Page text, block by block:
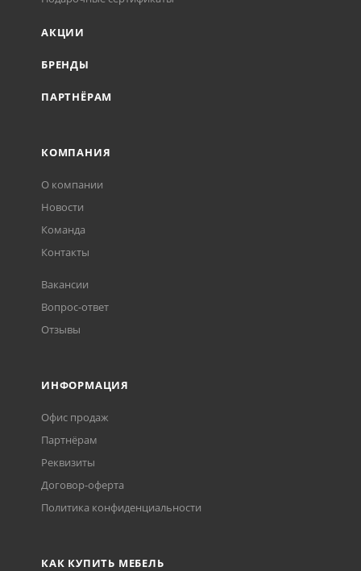
АКЦИИ
БРЕНДЫ
ПАРТНЁРАМ
КОМПАНИЯ
О компании
Новости
Команда
Контакты
Вакансии
Вопрос-ответ
Отзывы
ИНФОРМАЦИЯ
Офис продаж
Партнёрам
Реквизиты
Договор-оферта
Политика конфиденциальности
КАК КУПИТЬ МЕБЕЛЬ